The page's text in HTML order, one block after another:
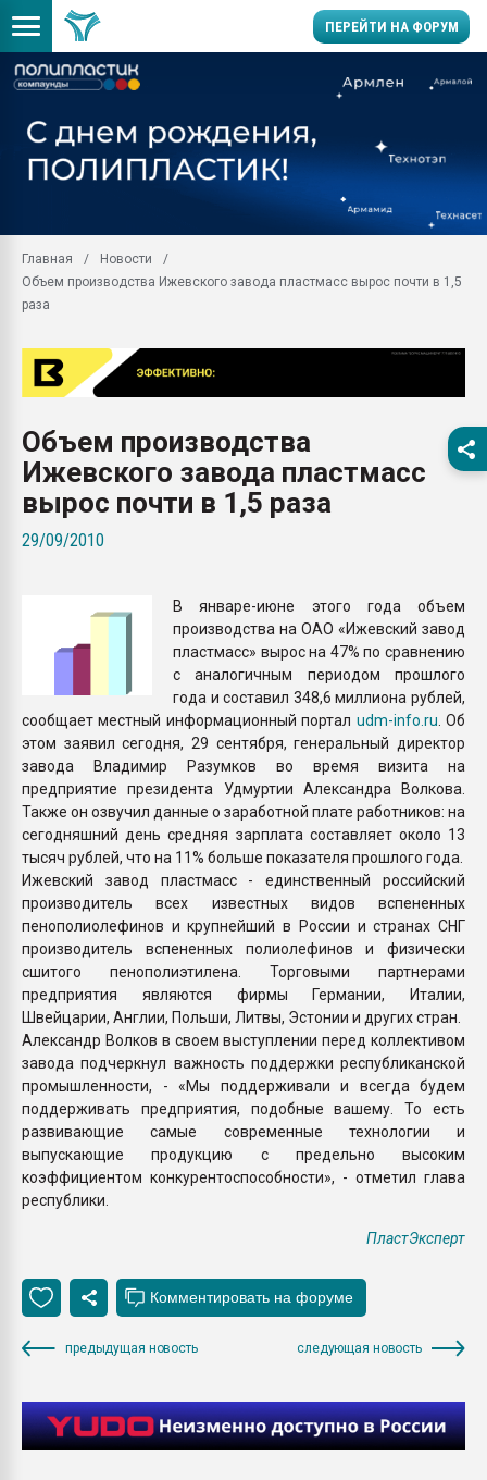
ПЕРЕЙТИ НА ФОРУМ
заводу пластмасс"
первый план в
28.07.2026
ситуацией на
Главная
Новости
Объем производства Ижевского завода пластмасс вырос почти в 1,5
раза
Объем производства
Ижевского завода пластмасс
вырос почти в 1,5 раза
29/09/2010
В январе-июне этого года объем
производства на ОАО «Ижевский завод
пластмасс» вырос на 47% по сравнению
с аналогичным периодом прошлого
года и составил 348,6 миллиона рублей,
сообщает местный информационный портал udm-info.ru . Об
этом заявил сегодня, 29 сентября, генеральный директор
завода Владимир Разумков во время визита на
предприятие президента Удмуртии Александра Волкова.
Также он озвучил данные о заработной плате работников: на
сегодняшний день средняя зарплата составляет около 13
тысяч рублей, что на 11% больше показателя прошлого года.
Ижевский завод пластмасс - единственный российский
производитель всех известных видов вспененных
пенополиолефинов и крупнейший в России и странах СНГ
производитель вспененных полиолефинов и физически
сшитого пенополиэтилена. Торговыми партнерами
предприятия являются фирмы Германии, Италии,
Швейцарии, Англии, Польши, Литвы, Эстонии и других стран.
Александр Волков в своем выступлении перед коллективом
завода подчеркнул важность поддержки республиканской
промышленности, - «Мы поддерживали и всегда будем
поддерживать предприятия, подобные вашему. То есть
развивающие самые современные технологии и
выпускающие продукцию с предельно высоким
коэффициентом конкурентоспособности», - отметил глава
республики.
ПластЭксперт
предыдущая новость следующая новость